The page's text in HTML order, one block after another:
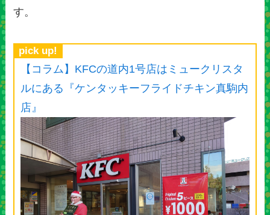
す。
pick up!
【コラム】KFCの道内1号店はミュークリスタ
ルにある『ケンタッキーフライドチキン真駒内
店』